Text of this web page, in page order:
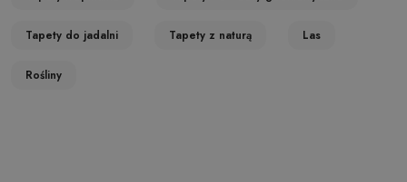
Tapety do jadalni Tapety z naturą Las
Rośliny